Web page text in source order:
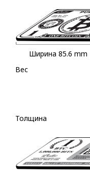
Ширина 85.6 mm
Вес
Толщина